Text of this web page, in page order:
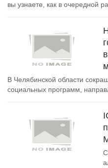
вы узнаете, как в очередной
В Челябинской области
социальных программ,